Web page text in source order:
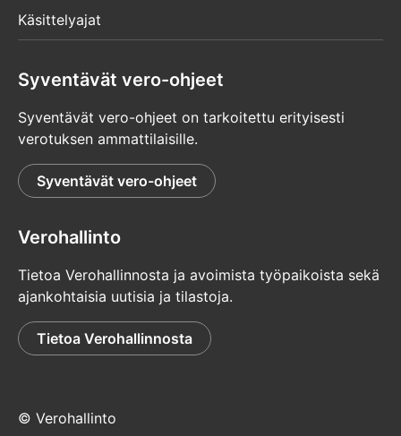
Käsittelyajat
Syventävät vero-ohjeet
Syventävät vero-ohjeet on tarkoitettu erityisesti
verotuksen ammattilaisille.
Syventävät vero-ohjeet
Verohallinto
Tietoa Verohallinnosta ja avoimista työpaikoista sekä
ajankohtaisia uutisia ja tilastoja.
Tietoa Verohallinnosta
© Verohallinto